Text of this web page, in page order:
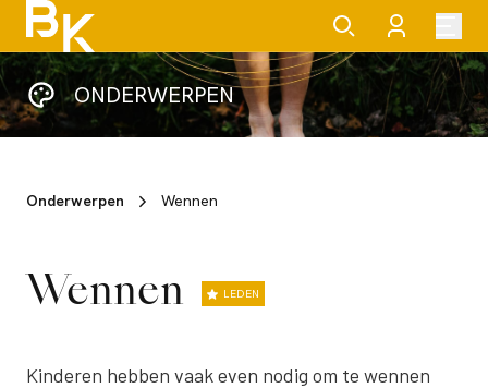
ONDERWERPEN
Onderwerpen Wennen
Wennen LEDEN
Kinderen hebben vaak even nodig om te wennen